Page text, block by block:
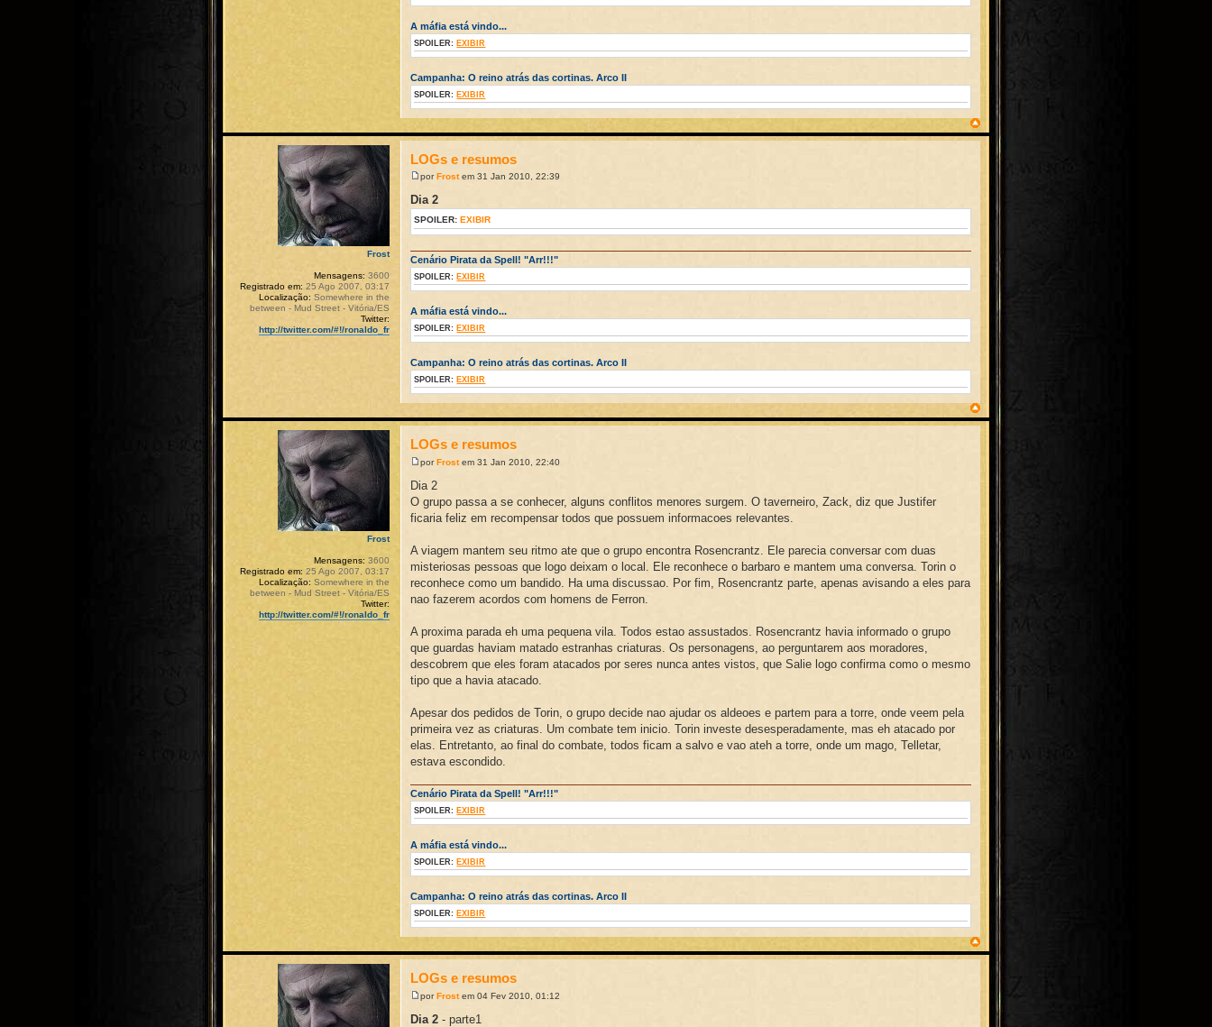
A máfia está vindo...
SPOILER: EXIBIR
Campanha: O reino atrás das cortinas. Arco II
SPOILER: EXIBIR
LOGs e resumos
porFrostem 31 Jan 2010, 22:39
Dia 2
SPOILER:EXIBIR
Cenário Pirata da Spell! "Arr!!!"
SPOILER: EXIBIR
A máfia está vindo...
SPOILER: EXIBIR
Campanha: O reino atrás das cortinas. Arco II
SPOILER: EXIBIR
Frost
Mensagens: 3600
Registrado em: 25 Ago 2007, 03:17
Localização: Somewhere in the
between - Mud Street - Vitória/ES
Twitter:
http://twitter.com/#!/ronaldo_fr
LOGs e resumos
porFrostem 31 Jan 2010, 22:40
Dia 2
O grupo passa a se conhecer, alguns conflitos menores surgem. O taverneiro, Zack, diz que Justifer
ficaria feliz em recompensar todos que possuem informacoes relevantes.
A viagem mantem seu ritmo ate que o grupo encontra Rosencrantz. Ele parecia conversar com duas
misteriosas pessoas que logo deixam o local. Ele reconhece o barbaro e mantem uma conversa. Torin o
reconhece como um bandido. Ha uma discussao. Por fim, Rosencrantz parte, apenas avisando a eles para
nao fazerem acordos com homens de Ferron.
A proxima parada eh uma pequena vila. Todos estao assustados. Rosencrantz havia informado o grupo
que guardas haviam matado estranhas criaturas. Os personagens, ao perguntarem aos moradores,
descobrem que eles foram atacados por seres nunca antes vistos, que Salie logo confirma como o mesmo
tipo que a havia atacado.
Apesar dos pedidos de Torin, o grupo decide nao ajudar os aldeoes e partem para a torre, onde veem pela
primeira vez as criaturas. Um combate tem inicio. Torin investe desesperadamente, mas eh atacado por
elas. Entretanto, ao final do combate, todos ficam a salvo e vao ateh a torre, onde um mago, Telletar,
estava escondido.
Cenário Pirata da Spell! "Arr!!!"
SPOILER: EXIBIR
A máfia está vindo...
SPOILER: EXIBIR
Campanha: O reino atrás das cortinas. Arco II
SPOILER: EXIBIR
Frost
Mensagens: 3600
Registrado em: 25 Ago 2007, 03:17
Localização: Somewhere in the
between - Mud Street - Vitória/ES
Twitter:
http://twitter.com/#!/ronaldo_fr
LOGs e resumos
porFrostem 04 Fev 2010, 01:12
Dia 2 - parte1